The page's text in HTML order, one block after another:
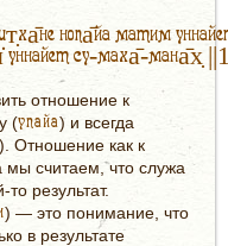
нопа̄йа матим
уннайет су-маха̄-мана̄х̣
отношение к
(упайа) и всегда
). Отношение как к
мы считаем, что служа
результат.
) — это понимание, что
в результате